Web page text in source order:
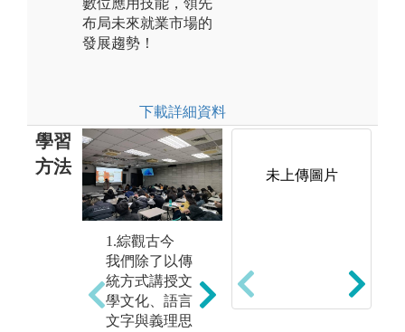
布局未來就業市場的
發展趨勢！
下載詳細資料
學習
方法
1.綜觀古今
我們除了以傳
統方式講授文
學文化、語言
文字與義理思
們即有「畢業
製作」課程，
未上傳圖片